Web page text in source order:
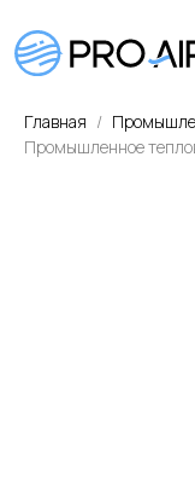
Главная
Промышленное